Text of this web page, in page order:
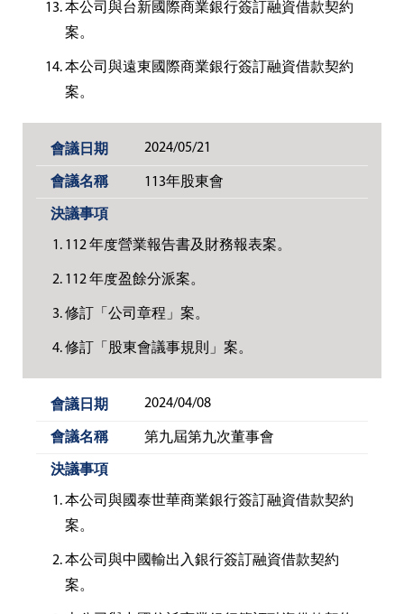
本公司與台新國際商業銀行簽訂融資借款契約
案。
本公司與遠東國際商業銀行簽訂融資借款契約
案。
2024/05/21
113年股東會
112 年度營業報告書及財務報表案。
112 年度盈餘分派案。
修訂「公司章程」案。
修訂「股東會議事規則」案。
2024/04/08
第九屆第九次董事會
本公司與國泰世華商業銀行簽訂融資借款契約
案。
本公司與中國輸出入銀行簽訂融資借款契約
案。